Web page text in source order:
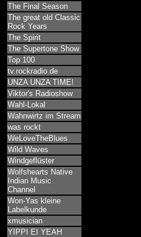
The Final Season
The great old Classic
Rock Years
The Spirit
The Supertone Show
Top 100
tv.rockradio.de
UNZA UNZA TIME!
Viktor's Radioshow
Wahl-Lokal
Wahnwirtz im Stream
was rockt
WeLoveTheBlues
Wild Waves
Windgeflüster
Wolfshearts Native
Indian Music
Channel
Won-Yas kleine
Labelkunde
xmusician
YIPPI EI YEAH